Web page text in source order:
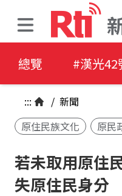
總覽 #漢光42
::: / 新聞
原住民族文化
原民
若未取用原住
失原住民身分